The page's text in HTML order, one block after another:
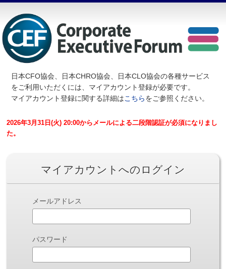
日本CFO協会、日本CHRO協会、日本CLO協会の各種サービス
をご利用いただくには、マイアカウント登録が必要です。
マイアカウント登録に関する詳細はこちらをご参照ください。
2026年3月31日(火) 20:00からメールによる二段階認証が必須になりまし
た。
マイアカウントへのログイン
メールアドレス
パスワード